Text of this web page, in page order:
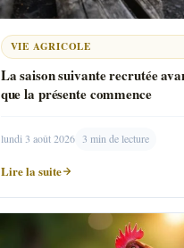
VIE AGRICOLE
La saison suivante recrutée
que la présente commence
lundi 3 août 2026 3 min de lecture
Lire la suite